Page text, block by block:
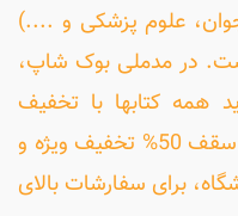
علوم پزشکی و ....)
در مدملی بوک شاپ،
همه کتابها با تخفیف
انجام می شود و کلیه کتاب ها تا سقف 50% تخفیف ویژه و
برای سفارشات بالای